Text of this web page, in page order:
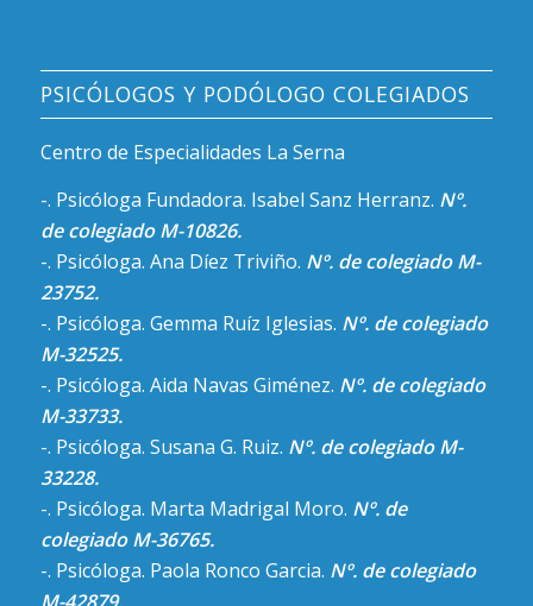
PSICÓLOGOS Y PODÓLOGO COLEGIADOS
Centro de Especialidades La Serna
-. Psicóloga Fundadora. Isabel Sanz Herranz. Nº.
de colegiado M-10826.
-. Psicóloga. Ana Díez Triviño. Nº. de colegiado M-
23752.
-. Psicóloga. Gemma Ruíz Iglesias. Nº. de colegiado
M-32525.
-. Psicóloga. Aida Navas Giménez. Nº. de colegiado
M-33733.
-. Psicóloga. Susana G. Ruiz. Nº. de colegiado M-
33228.
-. Psicóloga. Marta Madrigal Moro. Nº. de
colegiado M-36765.
-. Psicóloga. Paola Ronco Garcia. Nº. de colegiado